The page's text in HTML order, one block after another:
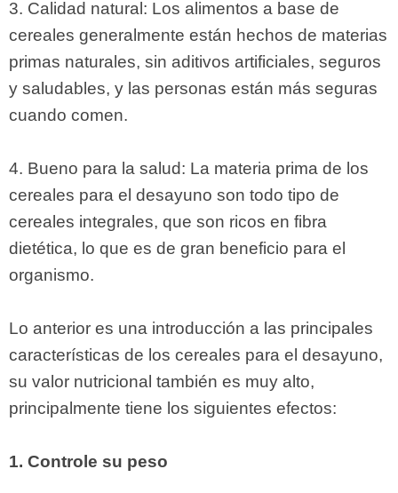
3. Calidad natural: Los alimentos a base de
cereales generalmente están hechos de materias
primas naturales, sin aditivos artificiales, seguros
y saludables, y las personas están más seguras
cuando comen.
4. Bueno para la salud: La materia prima de los
cereales para el desayuno son todo tipo de
cereales integrales, que son ricos en fibra
dietética, lo que es de gran beneficio para el
organismo.
Lo anterior es una introducción a las principales
características de los cereales para el desayuno,
su valor nutricional también es muy alto,
principalmente tiene los siguientes efectos:
1. Controle su peso